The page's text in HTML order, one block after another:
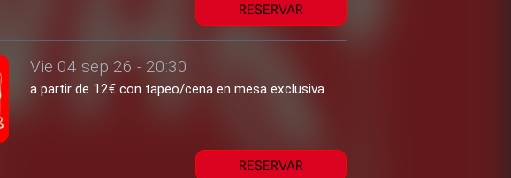
RESERVAR
Vie 04 sep 26 - 20:30
a partir de 12€ con tapeo/cena en mesa exclusiva
RESERVAR